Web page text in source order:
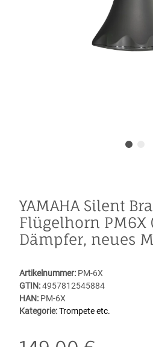
YAMAHA Silent
Flügelhorn PM6X
Dämpfer, neues
Artikelnummer: PM-6X
GTIN:4957812545884
HAN: PM-6X
Kategorie:Trompete etc.